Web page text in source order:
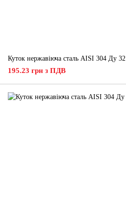
Куток нержавіюча сталь AISI 304 Ду 32
195.23 грн з ПДВ